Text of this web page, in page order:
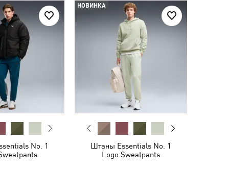
No. 1
НОВИНКА
Штаны Essentials No. 1
Logo Sweatpants